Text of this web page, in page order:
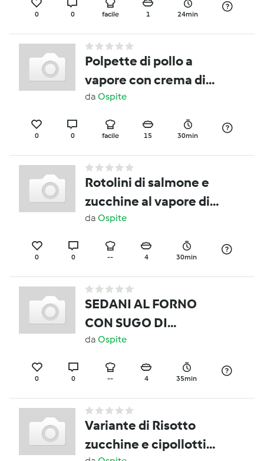
0 0 facile 1 24min
Polpette di pollo a
vapore con crema di
zucchine
da Ospite
0 0 facile 15 30min
Rotolini di salmone e
zucchine al vapore di
limone
da Ospite
0 0 -- 4 30min
SEDANI AL FORNO
CON SUGO DI
ZUCCHINE CROCCANTI
E MENTA
da Ospite
0 0 -- 4 35min
Variante di Risotto
zucchine e cipollotti